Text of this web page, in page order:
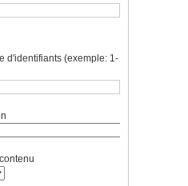
d'identifiants (exemple: 1-